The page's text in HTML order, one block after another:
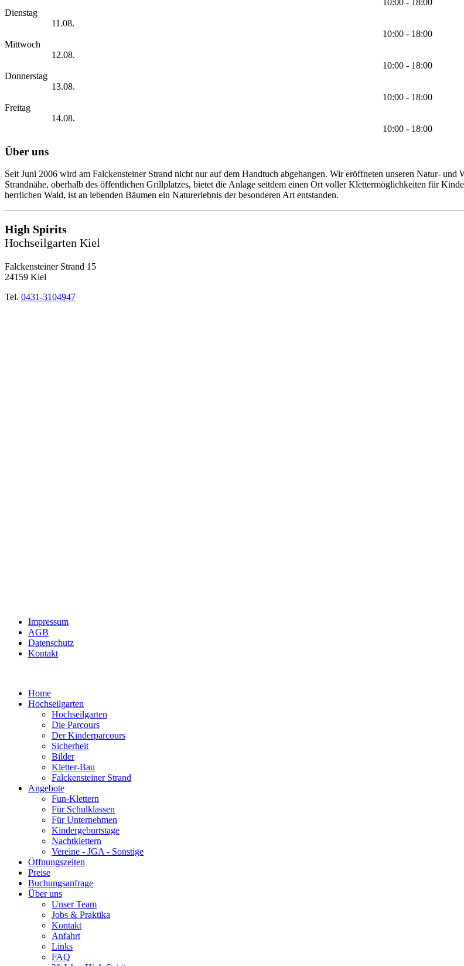
Dienstag
11.08.
10:00 - 18:00
Mittwoch
12.08.
10:00 - 18:00
Donnerstag
13.08.
10:00 - 18:00
Freitag
14.08.
10:00 - 18:00
Über uns
Seit Juni 2006 wird am Falckensteiner Strand nicht nur auf dem Handtuch abgehangen. Wir eröffneten unseren Natur-
Strandnähe, oberhalb des öffentlichen Grillplatzes, bietet die Anlage seitdem einen Ort voller Klettermöglichkeiten für
herrlichen Wald, ist an lebenden Bäumen ein Naturerlebnis der besonderen Art entstanden.
High Spirits
Hochseilgarten Kiel
Falckensteiner Strand 15
24159 Kiel
Tel. 0431-3104947
Impressum
AGB
Datenschutz
Kontakt
Home
Hochseilgarten
Hochseilgarten
Die Parcours
Der Kinderparcours
Sicherheit
Bilder
Kletter-Bau
Falckensteiner Strand
Angebote
Fun-Klettern
Für Schulklassen
Für Unternehmen
Kindergeburtstage
Nachtklettern
Vereine - JGA - Sonstige
Öffnungszeiten
Preise
Buchungsanfrage
Über uns
Unser Team
Jobs & Praktika
Kontakt
Anfahrt
Links
FAQ